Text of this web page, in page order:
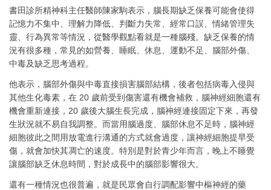
書田診所精神科主任醫師陳家駒表示，腦長期缺乏保養可能會使得
記憶力不集中、理解力降低、判斷力失常、經常口誤、情緒管理失
靈、行為異常等情況，從醫學觀點看就是一種腦殘。缺乏保養的情
況有很多種，常見的如營養、睡眠、休息、運動不足、腦部外傷、
中毒及缺乏思考過程。
他表示，腦部外傷與中毒直接損害腦部結構，後者包括病毒入侵與
其他生化毒素，在 20 歲前受到傷害還有機會補救，腦神經細胞還有
機會重新連接，20 歲後大腦生長完成，腦神經連接固定下來，再發
生狀況就不易自我調整。而當用腦過度、腦部休息不足時，腦神經
細胞彼此之間用放電進行溝通的方式就會過度，讓神經細胞提早受
傷，就會加快其凋亡的速度。特別是對於青少年而言，晚上不睡覺
讓腦部缺乏休息時間，對於成長中的腦部影響很大。
還有一種情況也很普遍，就是民眾會自行調配影響中樞神經的藥